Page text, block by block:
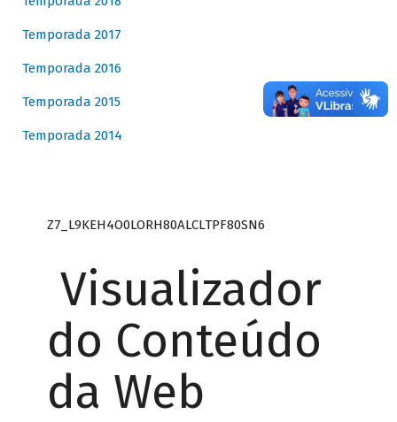
Temporada 2017
Temporada 2016
Temporada 2015
Temporada 2014
Z7_L9KEH4O0LORH80ALCLTPF80SN6
Visualizador
do Conteúdo
da Web